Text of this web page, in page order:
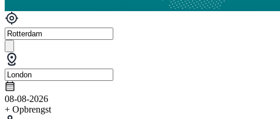
08-08-2026
+ Opbrengst